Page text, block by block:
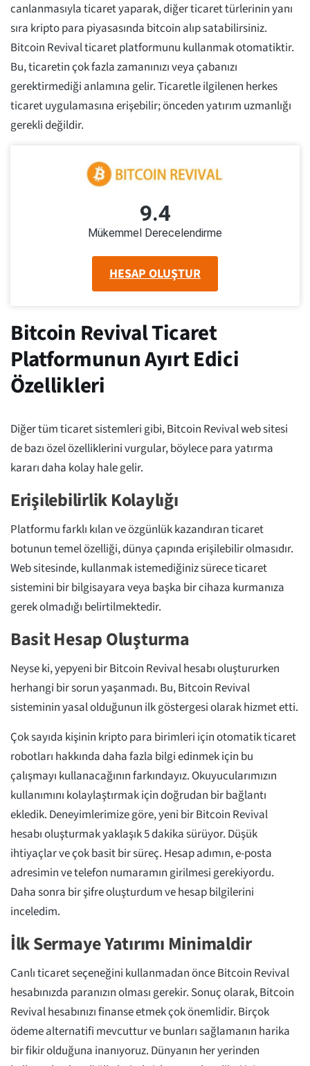
canlanmasıyla ticaret yaparak, diğer ticaret türlerinin yanı
sıra kripto para piyasasında bitcoin alıp satabilirsiniz.
Bitcoin Revival ticaret platformunu kullanmak otomatiktir.
Bu, ticaretin çok fazla zamanınızı veya çabanızı
gerektirmediği anlamına gelir. Ticaretle ilgilenen herkes
ticaret uygulamasına erişebilir; önceden yatırım uzmanlığı
gerekli değildir.
9.4
Mükemmel Derecelendirme
HESAP OLUŞTUR
Bitcoin Revival Ticaret
Platformunun Ayırt Edici
Özellikleri
Diğer tüm ticaret sistemleri gibi, Bitcoin Revival web sitesi
de bazı özel özelliklerini vurgular, böylece para yatırma
kararı daha kolay hale gelir.
Erişilebilirlik Kolaylığı
Platformu farklı kılan ve özgünlük kazandıran ticaret
botunun temel özelliği, dünya çapında erişilebilir olmasıdır.
Web sitesinde, kullanmak istemediğiniz sürece ticaret
sistemini bir bilgisayara veya başka bir cihaza kurmanıza
gerek olmadığı belirtilmektedir.
Basit Hesap Oluşturma
Neyse ki, yepyeni bir Bitcoin Revival hesabı oluştururken
herhangi bir sorun yaşanmadı. Bu, Bitcoin Revival
sisteminin yasal olduğunun ilk göstergesi olarak hizmet etti.
Çok sayıda kişinin kripto para birimleri için otomatik ticaret
robotları hakkında daha fazla bilgi edinmek için bu
çalışmayı kullanacağının farkındayız. Okuyucularımızın
kullanımını kolaylaştırmak için doğrudan bir bağlantı
ekledik. Deneyimlerimize göre, yeni bir Bitcoin Revival
hesabı oluşturmak yaklaşık 5 dakika sürüyor. Düşük
ihtiyaçlar ve çok basit bir süreç. Hesap adımın, e-posta
adresimin ve telefon numaramın girilmesi gerekiyordu.
Daha sonra bir şifre oluşturdum ve hesap bilgilerini
inceledim.
İlk Sermaye Yatırımı Minimaldir
Canlı ticaret seçeneğini kullanmadan önce Bitcoin Revival
hesabınızda paranızın olması gerekir. Sonuç olarak, Bitcoin
Revival hesabınızı finanse etmek çok önemlidir. Birçok
ödeme alternatifi mevcuttur ve bunları sağlamanın harika
bir fikir olduğuna inanıyoruz. Dünyanın her yerinden